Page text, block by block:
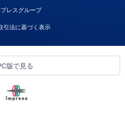
レスグループ
引法に基づく表示
版で見る